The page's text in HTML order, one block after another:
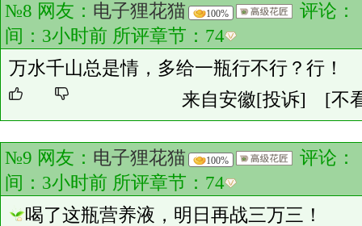
№8 网友： 电子狸花猫 100% 评论：
间：3小时前 所评章节： 74
万水千山总是情，多给一瓶行不行？行！
来自安徽[投诉] [不
№9 网友： 电子狸花猫 100% 评论：
间：3小时前 所评章节： 74
喝了这瓶营养液，明日再战三万三！